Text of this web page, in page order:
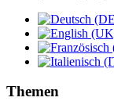
Themen